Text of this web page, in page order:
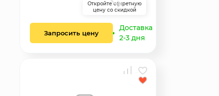
Откройте секретную
цену со скидкой
Запросить цену
Доставка
2-3 дня